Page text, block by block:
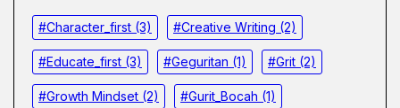
#character_first (3) #Creative Writing (2)
#educate_first (3) #Geguritan (1) #grit (2)
#growth Mindset (2) #Gurit_Bocah (1)